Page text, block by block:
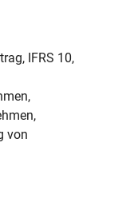
IFRS 10,
von